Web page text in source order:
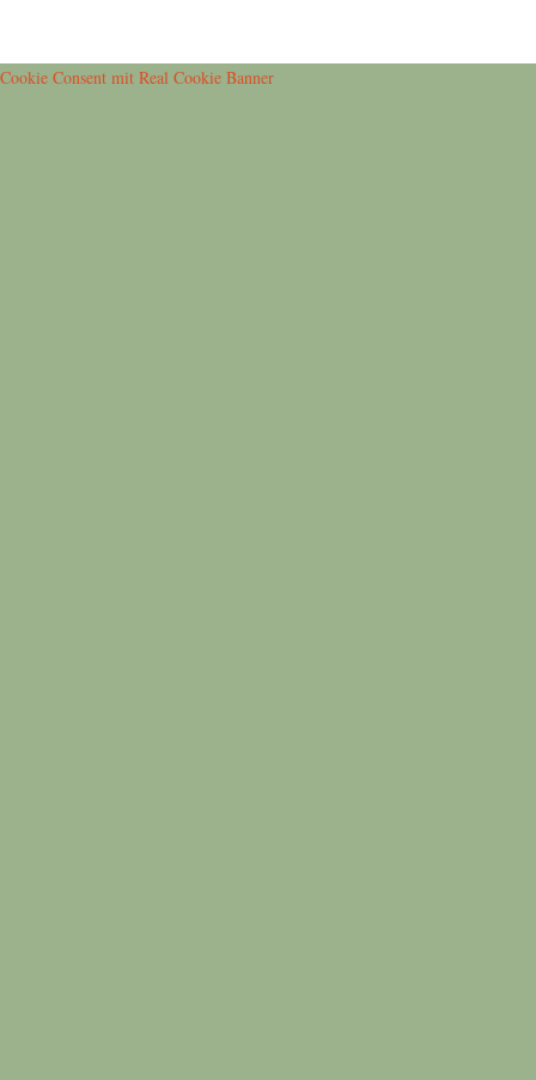
Cookie Consent mit Real Cookie Banner